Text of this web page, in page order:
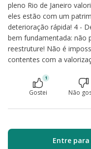
pleno Rio de Janeiro
eles estão com um
deterioração rápida! 4 -
bem fundamentada: não
reestruture! Não é
contentes com a
1
Gostei Não
Entre